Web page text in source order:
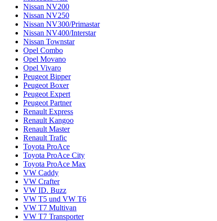
Nissan NV200
Nissan NV250
Nissan NV300/Primastar
Nissan NV400/Interstar
Nissan Townstar
Opel Combo
Opel Movano
Opel Vivaro
Peugeot Bipper
Peugeot Boxer
Peugeot Expert
Peugeot Partner
Renault Express
Renault Kangoo
Renault Master
Renault Trafic
Toyota ProAce
Toyota ProAce City
Toyota ProAce Max
VW Caddy
VW Crafter
VW ID. Buzz
VW T5 und VW T6
VW T7 Multivan
VW T7 Transporter